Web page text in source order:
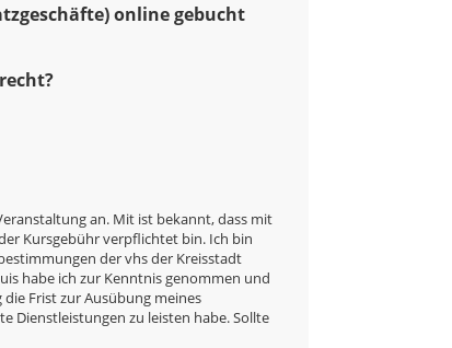
online gebucht
an. Mit ist bekannt, dass mit
Kursgebühr verpflichtet bin. Ich bin
der vhs der Kreisstadt
habe ich zur Kenntnis genommen und
Frist zur Ausübung meines
Dienstleistungen zu leisten habe. Sollte